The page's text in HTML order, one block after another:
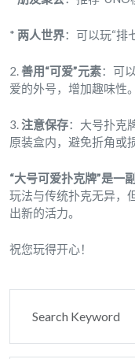
* 两人世界：可以玩“排
2.善用“可爱”元素：可
爱的外号，增加趣味性。
3.注意保存：大号扑克
原装盒内，避免折角或
“大号可爱扑克牌”是一
玩法与传统扑克无异，
出新的活力。
祝您玩得开心！